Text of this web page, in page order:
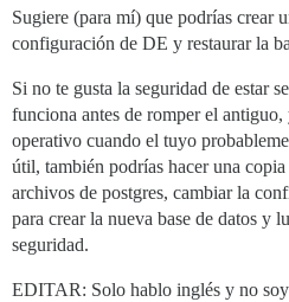
Sugiere (para mí) que podrías crear
configuración de DE y restaurar la
Si no te gusta la seguridad de estar
funciona antes de romper el
operativo cuando el tuyo
útil, también podrías hacer una
archivos de postgres, cambiar la
para crear la nueva base de datos y
seguridad.
EDITAR: Solo hablo inglés y no soy